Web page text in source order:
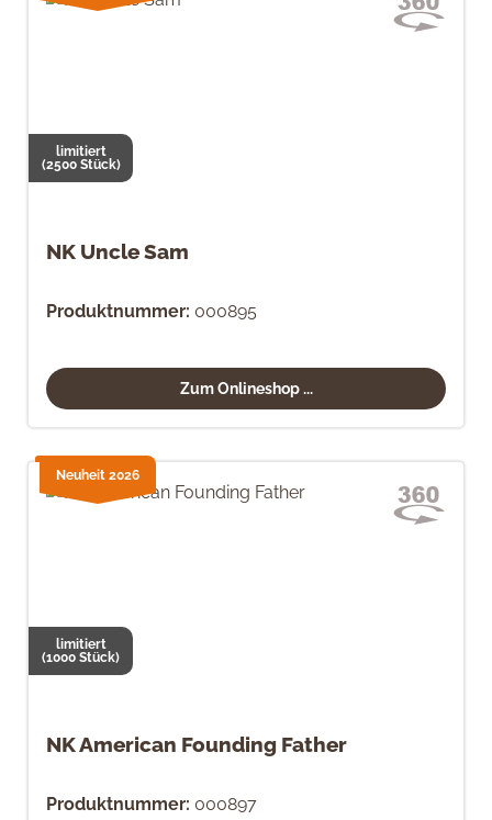
NK Uncle Sam
Produktnummer: 000895
Zum Onlineshop ...
limitiert
(2500 Stück)
NK American Founding Father
Produktnummer: 000897
Neuheit 2026
limitiert
(1000 Stück)